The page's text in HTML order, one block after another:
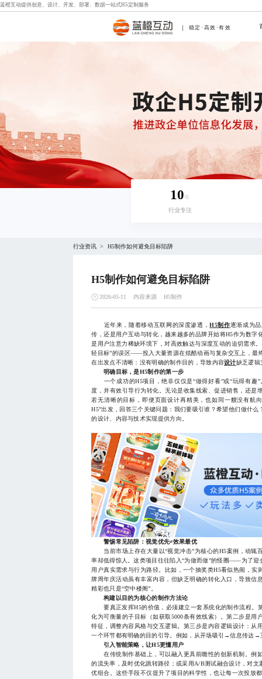
蓝橙互动提供创意、设计、开发、部署、数据一站式H5定制 服务
稳定·高效·有效
10年
行业专注
行业资讯 > H5制作如何避免目标陷阱
H5制作如何避免目标陷阱
2026-05-11 内容来源 H5制作
近年来，随着移动互联网的深度渗透，H5制作逐渐成为
传，还是用户互动与转化，越来越多的品牌开始将H5作为数
是用户注意力稀缺环境下，对高效触达与深度互动的迫切需求
轻目标”的误区——投入大量资源在炫酷动画与复杂交互上，最
在出发点不清晰：没有明确的制作目的，导致内容设计缺乏逻辑
明确目标，是H5制作的第一步
一个成功的H5项目，绝非仅仅是“做得好看”或“玩得有趣”
度，并有效引导行为转化。无论是收集线索、促进销售，还是
若无清晰的目标，即便页面设计再精美，也如同一艘没有航
H5”出发，回答三个关键问题：我们要吸引谁？希望他们做什
的设计、内容与技术实现提供方向。
警惕常见陷阱：视觉优先≠效果最优
当前市场上存在大量以“视觉冲击”为核心的H5案例，动辄
率却低得惊人。这类项目往往陷入“为做而做”的怪圈——为了
用户真实需求与行为路径。比如，一个抽奖类H5看似热闹，
牌周年庆活动虽有丰富内容，但缺乏明确的转化入口，导致信
精彩也只是“空中楼阁”。
构建以目的为核心的制作方法论
要真正发挥H5的价值，必须建立一套系统化的制作流程。
化为可衡量的子目标（如获取5000条有效线索）。第二步是
特征，调整内容风格与交互逻辑。第三步是内容逻辑设计：从
一个环节都有明确的目的引导。例如，从开场吸引→信息传达
引入智能策略，让H5更懂用户
在传统制作基础上，可以融入更具前瞻性的创新机制。例
的流失率，及时优化跳转路径；或采用A/B测试融合设计，对
优组合。这些手段不仅提升了项目的科学性，也让每一次投放